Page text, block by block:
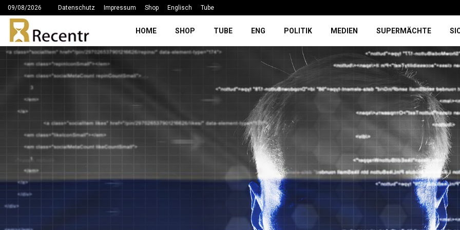
09/08/2026 Datenschutz Impressum Shop Englisch Tube
HOME SHOP TUBE ENG POLITIK MEDIEN SUPERMÄCHTE